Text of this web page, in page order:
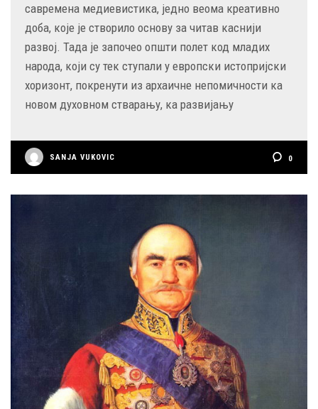
савремена медиевистика, једно веома креативно
доба, које је створило основу за читав каснији
развој. Тада је започео општи полет код младих
народа, који су тек ступали у европски истопријски
хоризонт, покренути из архаичне непомичности ка
новом духовном стварању, ка развијању
SANJA VUKOVIC 0